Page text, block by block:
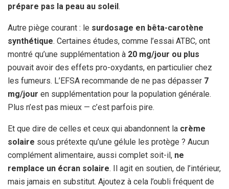
prépare pas la peau au soleil.
Autre piège courant : le surdosage en bêta-carotène
synthétique. Certaines études, comme l’essai ATBC, ont
montré qu’une supplémentation à 20 mg/jour ou plus
pouvait avoir des effets pro-oxydants, en particulier chez
les fumeurs. L’EFSA recommande de ne pas dépasser 7
mg/jour en supplémentation pour la population générale.
Plus n’est pas mieux — c’est parfois pire.
Et que dire de celles et ceux qui abandonnent la crème
solaire sous prétexte qu’une gélule les protège ? Aucun
complément alimentaire, aussi complet soit-il, ne
remplace un écran solaire. Il agit en soutien, de l’intérieur,
mais jamais en substitut. Ajoutez à cela l’oubli fréquent de